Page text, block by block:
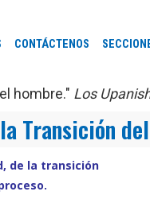
CONTÁCTENOS
hombre." Los
Transición
de la transición